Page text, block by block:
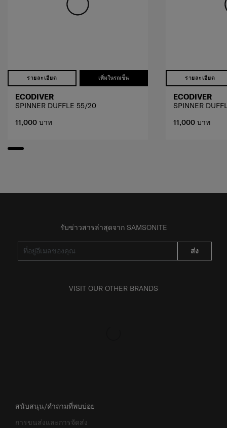
รายละเอียด เพิ่มในรถเข็น
ECODIVER
SPINNER DUFFLE 55/20
11,000 บาท
รายละเอียด
ECODIVER
SPINNER
11,000 บาท
รับข่าวสารล่าสุดจาก SAMSONITE
ส่ง
VISIT OUR OTHER BRANDS
สนับสนุน/คำถามที่พบบ่อย
การขนส่งและการจัดส่ง